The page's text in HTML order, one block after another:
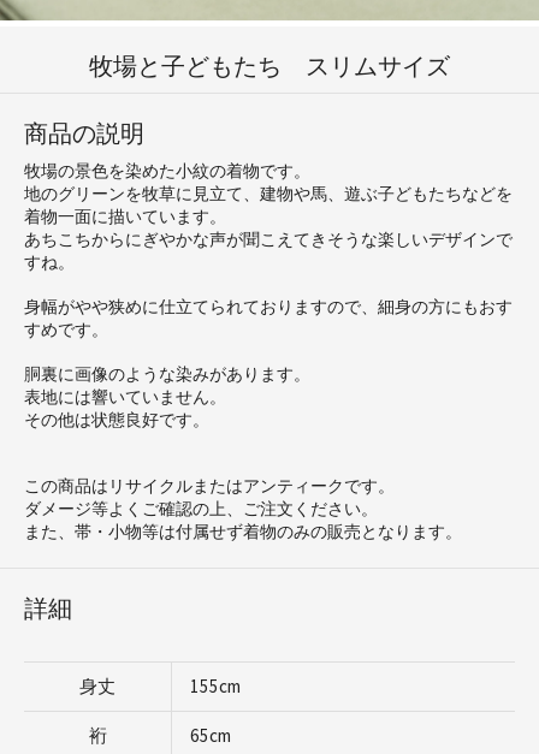
牧場と子どもたち スリムサイズ
商品の説明
牧場の景色を染めた小紋の着物です。
地のグリーンを牧草に見立て、建物や馬、遊ぶ子どもたちなどを
着物一面に描いています。
あちこちからにぎやかな声が聞こえてきそうな楽しいデザインで
すね。
身幅がやや狭めに仕立てられておりますので、細身の方にもおす
すめです。
胴裏に画像のような染みがあります。
表地には響いていません。
その他は状態良好です。
この商品はリサイクルまたはアンティークです。
ダメージ等よくご確認の上、ご注文ください。
また、帯・小物等は付属せず着物のみの販売となります。
詳細
身丈 155cm
裄 65cm